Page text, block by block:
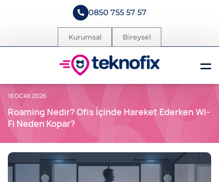
0850 755 57 57
Kurumsal Bireysel
16 OCAK 2026
Roaming Nedir? Ofis İçinde Hareket Ederken Wi-
Fi Neden Kopar?